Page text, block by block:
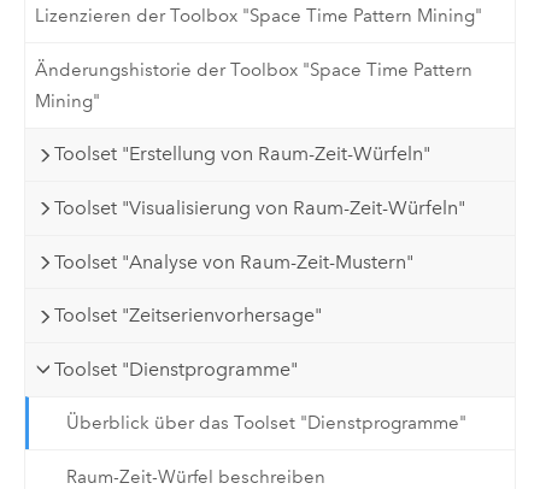
Lizenzieren der Toolbox "Space Time Pattern Mining"
Änderungshistorie der Toolbox "Space Time Pattern
Mining"
Toolset "Erstellung von Raum-Zeit-Würfeln"
Toolset "Visualisierung von Raum-Zeit-Würfeln"
Toolset "Analyse von Raum-Zeit-Mustern"
Toolset "Zeitserienvorhersage"
Toolset "Dienstprogramme"
Überblick über das Toolset "Dienstprogramme"
Raum-Zeit-Würfel beschreiben